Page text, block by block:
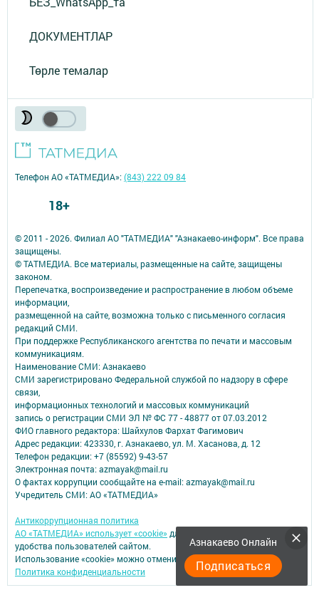
ДОКУМЕНТЛАР
Төрле темалар
Азнакаево Онлайн
Подписаться
© 2011 - 2026. Филиал АО "ТАТМЕДИА" "Азнакаево-информ". Все права
защищены.
© ТАТМЕДИА. Все материалы, размещенные на сайте, защищены
законом.
Перепечатка, воспроизведение и распространение в любом объеме
информации,
размещенной на сайте, возможна только с письменного согласия
редакций СМИ.
При поддержке Республиканского агентства по печати и массовым
коммуникациям.
Наименование СМИ: Азнакаево
СМИ зарегистрировано Федеральной службой по надзору в сфере
связи,
информационных технологий и массовых коммуникаций
запись о регистрации СМИ ЭЛ № ФС 77 - 48877 от 07.03.2012
ФИО главного редактора: Шайхулов Фархат Фагимович
Адрес редакции: 423330, г. Азнакаево, ул. М. Хасанова, д. 12
Телефон редакции: +7 (85592) 9-43-57
Электронная почта: azmayak@mail.ru
О фактах коррупции сообщайте на e-mail: azmayak@mail.ru
Учредитель СМИ: АО «ТАТМЕДИА»
Антикоррупционная политика
АО «ТАТМЕДИА» использует «cookie»для персонализации сервисов и
удобства пользователей сайтом.
Использование «cookie» можно отменить в настройках браузера.
Политика конфиденциальности
Телефон АО «ТАТМЕДИА»:(843) 222 09 84
18+